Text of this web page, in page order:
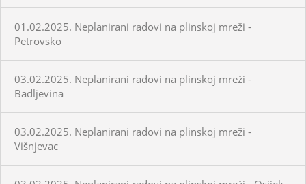
01.02.2025. Neplanirani radovi na plinskoj mreži -
Petrovsko
03.02.2025. Neplanirani radovi na plinskoj mreži -
Badljevina
03.02.2025. Neplanirani radovi na plinskoj mreži -
Višnjevac